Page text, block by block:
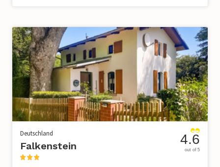
Deutschland
Falkenstein 4.6
out of 5